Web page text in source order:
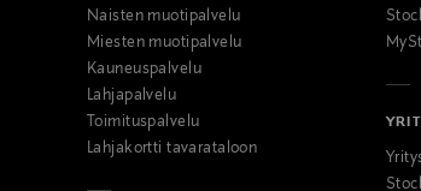
Naisten muotipalvelu
Miesten muotipalvelu
Kauneuspalvelu
Lahjapalvelu
Toimituspalvelu
Lahjakortti tavarataloon